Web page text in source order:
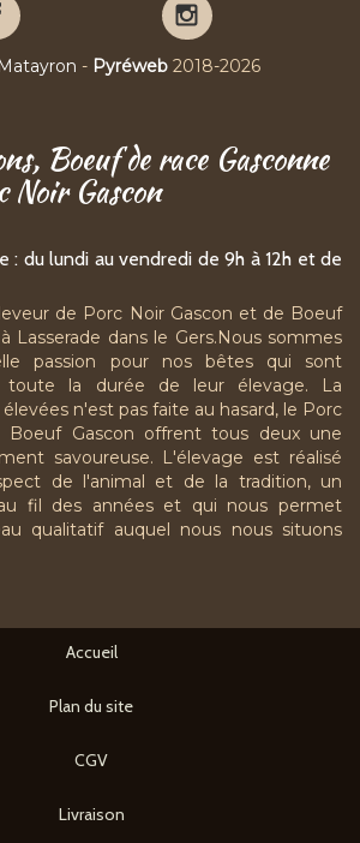
Pierre
sur
Pierre
sur
- Pyréweb2018-2026
Boeuf de race Gasconne
Noir Gascon
: du lundi au vendredi de 9h à 12h et de
de Porc Noir Gascon et de Boeuf
Lasserade dans le Gers.Nous sommes
passion pour nos bêtes qui sont
toute la durée de leur élevage. La
n'est pas faite au hasard, le Porc
Boeuf Gascon offrent tous deux une
savoureuse. L'élevage est réalisé
de l'animal et de la tradition, un
fil des années et qui nous permet
qualitatif auquel nous nous situons
Accueil
Plan du site
CGV
Livraison